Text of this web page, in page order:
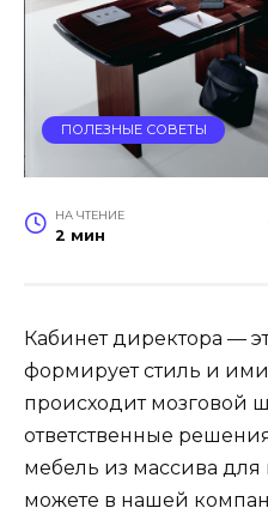
ПОЛЕЗНЫЕ СОВЕТЫ
НА ЧТЕНИЕ
2 мин
Кабинет директора —
формирует стиль и
происходит мозговой
ответственные
мебель из массива для
можете в нашей